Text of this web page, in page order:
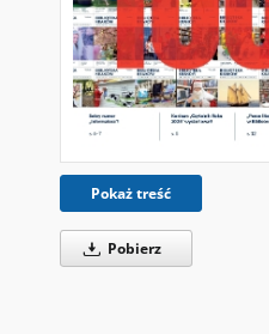
Pokaż treść
Pobierz